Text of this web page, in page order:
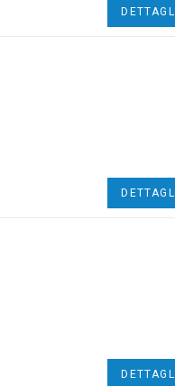
DETTAGLI
DETTAGLI
DETTAGLI